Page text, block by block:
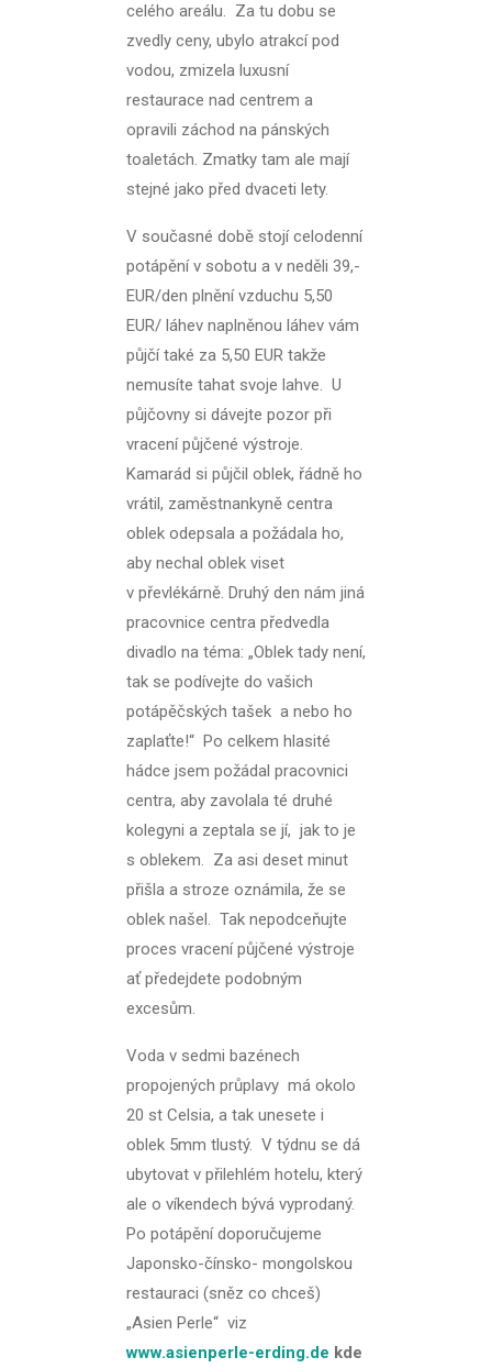
celého areálu. Za tu dobu se
zvedly ceny, ubylo atrakcí pod
vodou, zmizela luxusní
restaurace nad centrem a
opravili záchod na pánských
toaletách. Zmatky tam ale mají
stejné jako před dvaceti lety.
V současné době stojí celodenní
potápění v sobotu a v neděli 39,-
EUR/den plnění vzduchu 5,50
EUR/ láhev naplněnou láhev vám
půjčí také za 5,50 EUR takže
nemusíte tahat svoje lahve. U
půjčovny si dávejte pozor při
vracení půjčené výstroje.
Kamarád si půjčil oblek, řádně ho
vrátil, zaměstnankyně centra
oblek odepsala a požádala ho,
aby nechal oblek viset
v převlékárně. Druhý den nám jiná
pracovnice centra předvedla
divadlo na téma: „Oblek tady není,
tak se podívejte do vašich
potápěčských tašek a nebo ho
zaplaťte!“ Po celkem hlasité
hádce jsem požádal pracovnici
centra, aby zavolala té druhé
kolegyni a zeptala se jí, jak to je
s oblekem. Za asi deset minut
přišla a stroze oznámila, že se
oblek našel. Tak nepodceňujte
proces vracení půjčené výstroje
ať předejdete podobným
excesům.
Voda v sedmi bazénech
propojených průplavy má okolo
20 st Celsia, a tak unesete i
oblek 5mm tlustý. V týdnu se dá
ubytovat v přilehlém hotelu, který
ale o víkendech bývá vyprodaný.
Po potápění doporučujeme
Japonsko-čínsko- mongolskou
restauraci (sněz co chceš)
„Asien Perle“ viz
www.asienperle-erding.de kde